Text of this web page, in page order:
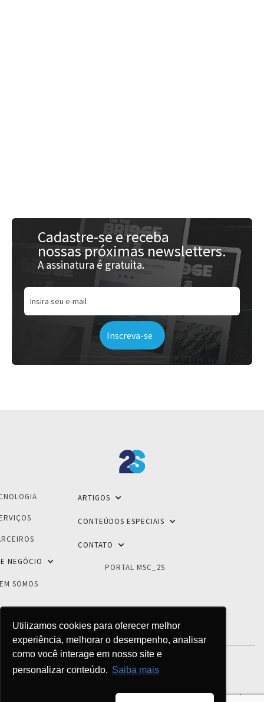
Utilizamos cookies para oferecer melhor
experiência, melhorar o desempenho, analisar
como você interage em nosso site e
personalizar conteúdo. Saiba mais
Cadastre-se e receba
nossas próximas newsletters.
A assinatura é gratuita.
NEGÓCIO
SOMOS
ARTIGOS
CONTEÚDOS ESPECIAIS
CONTATO
PORTAL MSC_2S
© 2026 - 2S Inovações Tecnológicas - Todos os direitos reservados